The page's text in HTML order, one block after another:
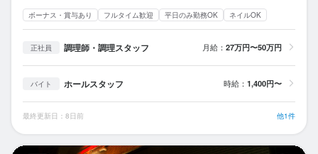
ボーナス・賞与あり フルタイム歓迎 平日のみ勤務OK ネイルOK
正社員 調理師・調理スタッフ 月給： 27万円〜50万円
バイト ホールスタッフ 時給： 1,400円〜
最終更新日：8日前 他1件